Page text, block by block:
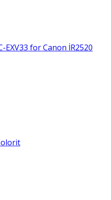
EXV33 for Canon İR2520